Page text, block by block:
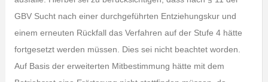
GBV Sucht nach einer durchgeführten Entziehungskur und
einem erneuten Rückfall das Verfahren auf der Stufe 4 hätte
fortgesetzt werden müssen. Dies sei nicht beachtet worden.
Auf Basis der erweiterten Mitbestimmung hätte mit dem